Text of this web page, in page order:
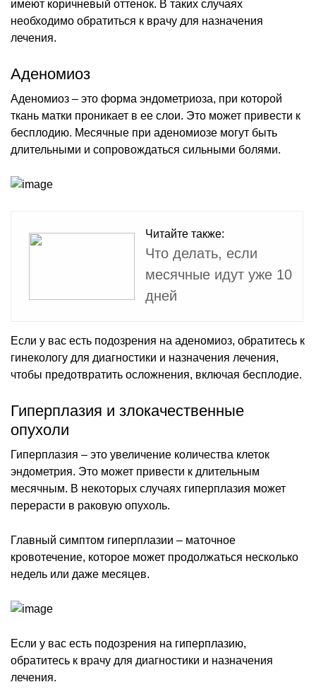
имеют коричневый оттенок. В таких случаях
необходимо обратиться к врачу для назначения
лечения.
Аденомиоз
Аденомиоз – это форма эндометриоза, при которой
ткань матки проникает в ее слои. Это может привести к
бесплодию. Месячные при аденомиозе могут быть
длительными и сопровождаться сильными болями.
Читайте также:
Что делать, если
месячные идут уже 10
дней
Если у вас есть подозрения на аденомиоз, обратитесь к
гинекологу для диагностики и назначения лечения,
чтобы предотвратить осложнения, включая бесплодие.
Гиперплазия и злокачественные
опухоли
Гиперплазия – это увеличение количества клеток
эндометрия. Это может привести к длительным
месячным. В некоторых случаях гиперплазия может
перерасти в раковую опухоль.
Главный симптом гиперплазии – маточное
кровотечение, которое может продолжаться несколько
недель или даже месяцев.
Если у вас есть подозрения на гиперплазию,
обратитесь к врачу для диагностики и назначения
лечения.